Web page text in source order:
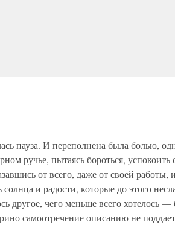
пауза. И переполнена была болью,
ручье, пытаясь бороться, успокоить
от всего, даже от своей
солнца и радости, которые до этого
другое, чего меньше всего хотелось —
самоотречение описанию не